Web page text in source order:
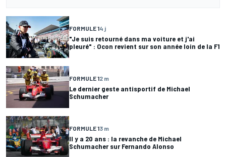
FORMULE 14 j
"Je suis retourné dans ma voiture et j'ai
pleuré" : Ocon revient sur son année loin de la F1
FORMULE 12 m
Le dernier geste antisportif de Michael
Schumacher
FORMULE 13 m
Il y a 20 ans : la revanche de Michael
Schumacher sur Fernando Alonso